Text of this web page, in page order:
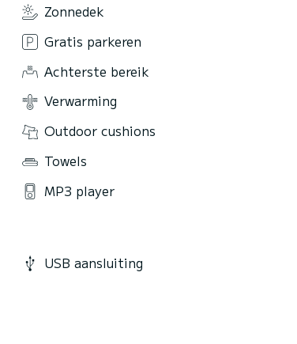
Zonnedek
Gratis parkeren
Achterste bereik
Verwarming
Outdoor cushions
Towels
MP3 player
USB aansluiting